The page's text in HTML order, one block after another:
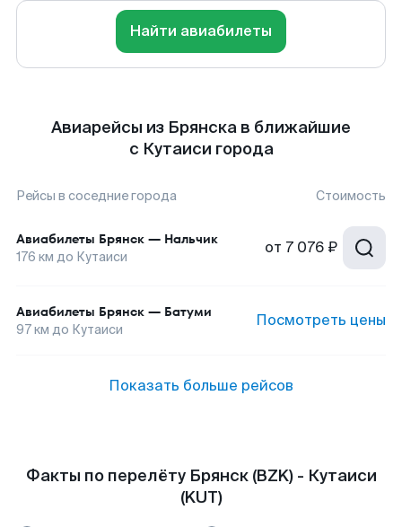
Найти авиабилеты
Авиарейсы из Брянска в ближайшие
с Кутаиси города
Рейсы в соседние города Стоимость
Авиабилеты Брянск — Нальчик
176 км до Кутаиси от 7 076 ₽
Авиабилеты Брянск — Батуми
97км до Кутаиси Посмотреть цены
Показать больше рейсов
Факты по перелёту Брянск (BZK) - Кутаиси
(KUT)